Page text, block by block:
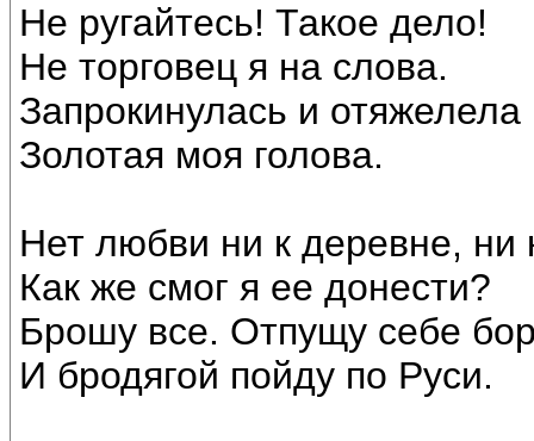
Не ругайтесь! Такое дело!
Не торговец я на слова.
Запрокинулась и отяжелела
Золотая моя голова.
Нет любви ни к деревне, ни
Как же смог я ее донести?
Брошу все. Отпущу себе
И бродягой пойду по Руси.